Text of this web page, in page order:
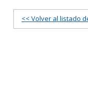
<< Volver al listado